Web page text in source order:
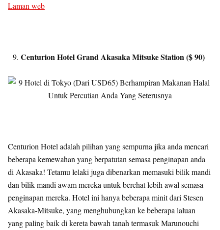
Laman web
Centurion Hotel Grand Akasaka Mitsuke Station ($ 90)
Centurion Hotel adalah pilihan yang sempurna jika anda mencari
beberapa kemewahan yang berpatutan semasa penginapan anda
di Akasaka! Tetamu lelaki juga dibenarkan memasuki bilik mandi
dan bilik mandi awam mereka untuk berehat lebih awal semasa
penginapan mereka. Hotel ini hanya beberapa minit dari Stesen
Akasaka-Mitsuke, yang menghubungkan ke beberapa laluan
yang paling baik di kereta bawah tanah termasuk Marunouchi